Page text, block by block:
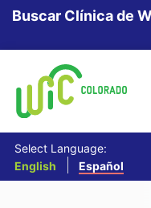
Skip
Buscar Clínica de
Select Language:
English
Español